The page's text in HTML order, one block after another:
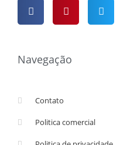
Navegação
Contato
Politica comercial